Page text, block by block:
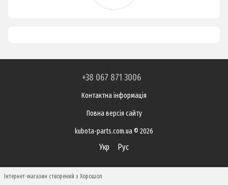
+38 067 871 3006
Контактна інформація
Повна версія сайту
kubota-parts.com.ua © 2026
Укр Рус
Інтернет-магазин створений з Хорошоп